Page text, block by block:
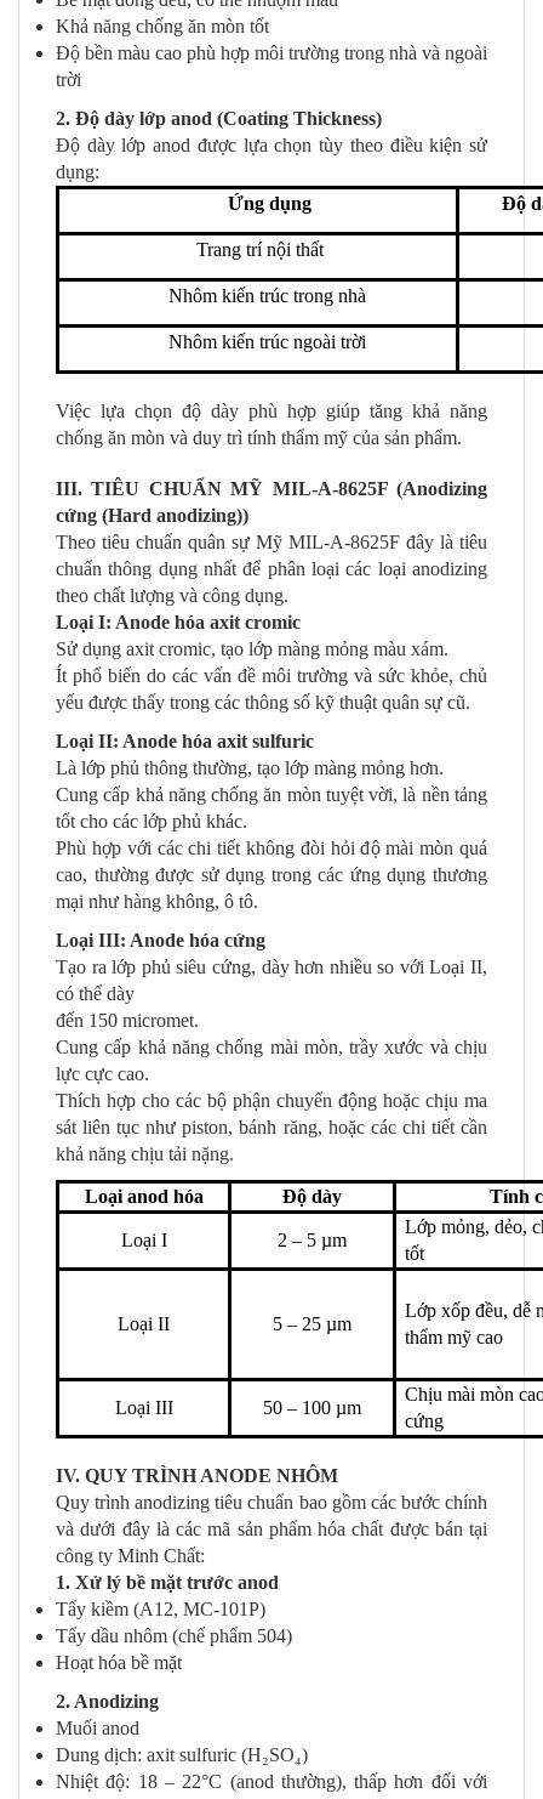
Khả năng chống ăn mòn tốt
Độ bền màu cao phù hợp môi trường trong nhà và ngoài
trời
2. Độ dày lớp anod (Coating Thickness)
Độ dày lớp anod được lựa chọn tùy theo điều kiện sử
dụng:
Ứng dụng
Độ
Trang trí nội thất
Nhôm kiến trúc trong nhà
Nhôm kiến trúc ngoài trời
Việc lựa chọn độ dày phù hợp giúp tăng khả năng
chống ăn mòn và duy trì tính thẩm mỹ của sản phẩm.
III. TIÊU CHUẨN MỸ MIL-A-8625F (Anodizing
cứng (Hard anodizing))
Theo tiêu chuẩn quân sự Mỹ MIL-A-8625F đây là tiêu
chuẩn thông dụng nhất để phân loại các loại anodizing
theo chất lượng và công dụng.
Loại I: Anode hóa axit cromic
Sử dụng axit cromic, tạo lớp màng mỏng màu xám.
Ít phổ biến do các vấn đề môi trường và sức khỏe, chủ
yếu được thấy trong các thông số kỹ thuật quân sự cũ.
Loại II: Anode hóa axit sulfuric
Là lớp phủ thông thường, tạo lớp màng mỏng hơn.
Cung cấp khả năng chống ăn mòn tuyệt vời, là nền tảng
tốt cho các lớp phủ khác.
Phù hợp với các chi tiết không đòi hỏi độ mài mòn quá
cao, thường được sử dụng trong các ứng dụng thương
mại như hàng không, ô tô.
Loại III: Anode hóa cứng
Tạo ra lớp phủ siêu cứng, dày hơn nhiều so với Loại II,
có thể dày
đến 150 micromet.
Cung cấp khả năng chống mài mòn, trầy xước và chịu
lực cực cao.
Thích hợp cho các bộ phận chuyển động hoặc chịu ma
sát liên tục như piston, bánh răng, hoặc các chi tiết cần
khả năng chịu tải nặng.
Loại anod hóa Độ dày Tính
Loại I 2 – 5 µm
Lớp mỏng, dẻo,
tốt
Loại II 5 – 25 µm
Lớp xốp đều, dễ
thẩm mỹ cao
Loại III 50 – 100 µm
Chịu mài mòn
cứng
IV. QUY TRÌNH ANODE NHÔM
Quy trình anodizing tiêu chuẩn bao gồm các bước chính
và dưới đây là các mã sản phẩm hóa chất được bán tại
công ty Minh Chất:
1. Xử lý bề mặt trước anod
Tẩy kiềm (A12, MC-101P)
Tẩy dầu nhôm (chế phẩm 504)
Hoạt hóa bề mặt
2. Anodizing
Muối anod
Dung dịch: axit sulfuric (H₂SO₄)
Nhiệt độ: 18 – 22°C (anod thường), thấp hơn đối với